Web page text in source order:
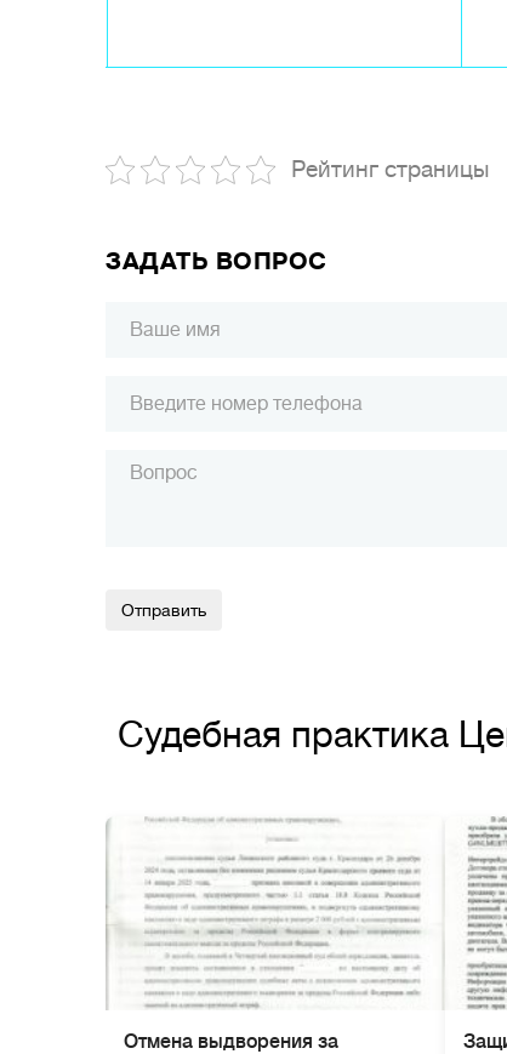
Рейтинг страницы
ЗАДАТЬ ВОПРОС
Судебная практика
Отмена выдворения за